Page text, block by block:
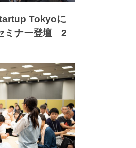
Tokyoに
ミナー登壇 2